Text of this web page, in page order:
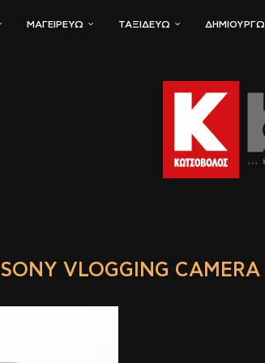
ΜΑΓΕΙΡΕΎΩ ΤΑΞΙΔΕΎΩ ΔΗΜΙΟΥΡΓΏ
SONY VLOGGING CAMERA